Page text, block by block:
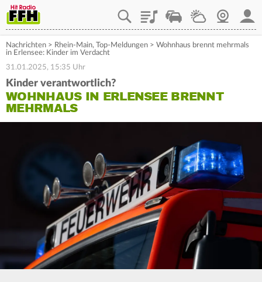
PlaylistStaupilotWetterWebcam
Nachrichten > Rhein-Main, Top-Meldungen > Wohnhaus brennt mehrmals
in Erlensee: Kinder im Verdacht
31.01.2025, 15:35 Uhr
Kinder verantwortlich?
WOHNHAUS IN ERLENSEE BRENNT
MEHRMALS